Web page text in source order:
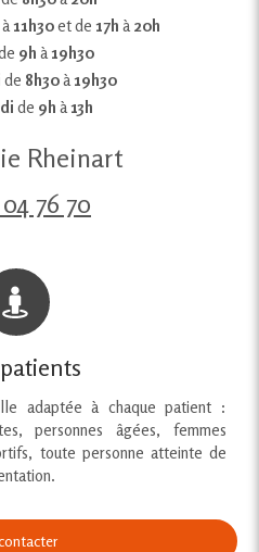
à 11h30et de 17h à 20h
9h à 19h30
de 8h30à 19h30
de 9h à 13h
Rheinart
76 70
adaptée à chaque patient :
personnes âgées, femmes
toute personne atteinte de